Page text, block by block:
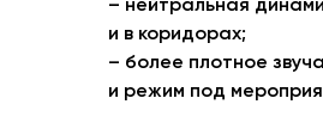
– нейтральная
и в коридорах;
– более плотное
и режим под